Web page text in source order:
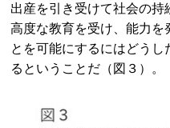
出産を引き受けて社会の持
高度な教育を受け、能力を
とを可能にするにはどう
るということだ（図３）。